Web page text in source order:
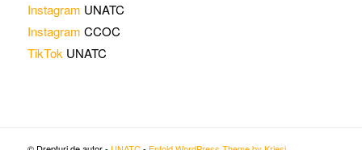
Instagram UNATC
Instagram CCOC
TikTokUNATC